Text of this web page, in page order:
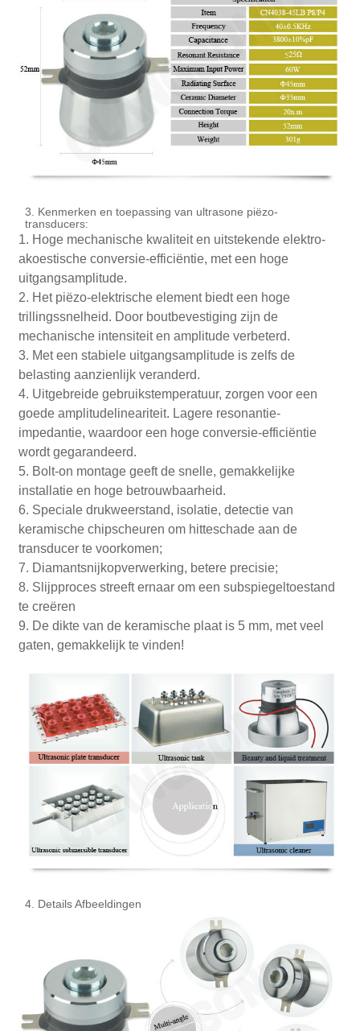
3. Kenmerken en toepassing van ultrasone piëzo-
transducers:
1. Hoge mechanische kwaliteit en uitstekende elektro-
akoestische conversie-efficiëntie, met een hoge
uitgangsamplitude.
2. Het piëzo-elektrische element biedt een hoge
trillingssnelheid. Door boutbevestiging zijn de
mechanische intensiteit en amplitude verbeterd.
3. Met een stabiele uitgangsamplitude is zelfs de
belasting aanzienlijk veranderd.
4. Uitgebreide gebruikstemperatuur, zorgen voor een
goede amplitudelineariteit. Lagere resonantie-
impedantie, waardoor een hoge conversie-efficiëntie
wordt gegarandeerd.
5. Bolt-on montage geeft de snelle, gemakkelijke
installatie en hoge betrouwbaarheid.
6. Speciale drukweerstand, isolatie, detectie van
keramische chipscheuren om hitteschade aan de
transducer te voorkomen;
7. Diamantsnijkopverwerking, betere precisie;
8. Slijpproces streeft ernaar om een ​​subspiegeltoestand
te creëren
9. De dikte van de keramische plaat is 5 mm, met veel
gaten, gemakkelijk te vinden!
4. Details Afbeeldingen